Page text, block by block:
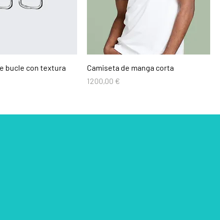
bucle con textura
Camiseta de manga corta
Precio
1200,00 €